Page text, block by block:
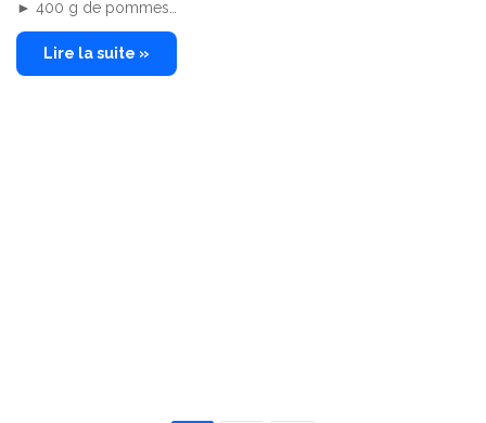
► 400 g de pommes…
Lire la suite »